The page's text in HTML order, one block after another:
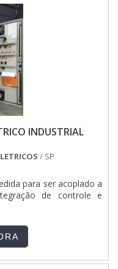
uma empresa segura,
A empresa tem em
predial e industrial,
entrega final, com foco
qualidade em instalação
empresas que não
ótima qualidade e
de grande valia para
muitas
conhecimento e
quando buscar por
qualificada; Inovadora;
o que há de melhor
elétrica. Líder em
de itens como
elétricas prediais e
ser comprometida com
adquiridas porque
conta com escritório de
as atividades e amplo
INDUSTRIAL
/ SP
para ser acoplado a
de controle e